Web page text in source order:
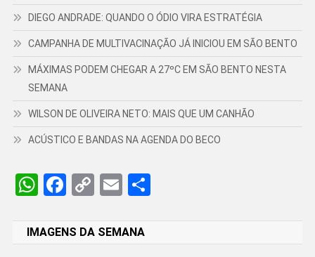
DIEGO ANDRADE: QUANDO O ÓDIO VIRA ESTRATÉGIA
CAMPANHA DE MULTIVACINAÇÃO JÁ INICIOU EM SÃO BENTO
MÁXIMAS PODEM CHEGAR A 27ºC EM SÃO BENTO NESTA
SEMANA
WILSON DE OLIVEIRA NETO: MAIS QUE UM CANHÃO
ACÚSTICO E BANDAS NA AGENDA DO BECO
WhatsApp
Facebook
CopyEmailShare
IMAGENS DA SEMANA